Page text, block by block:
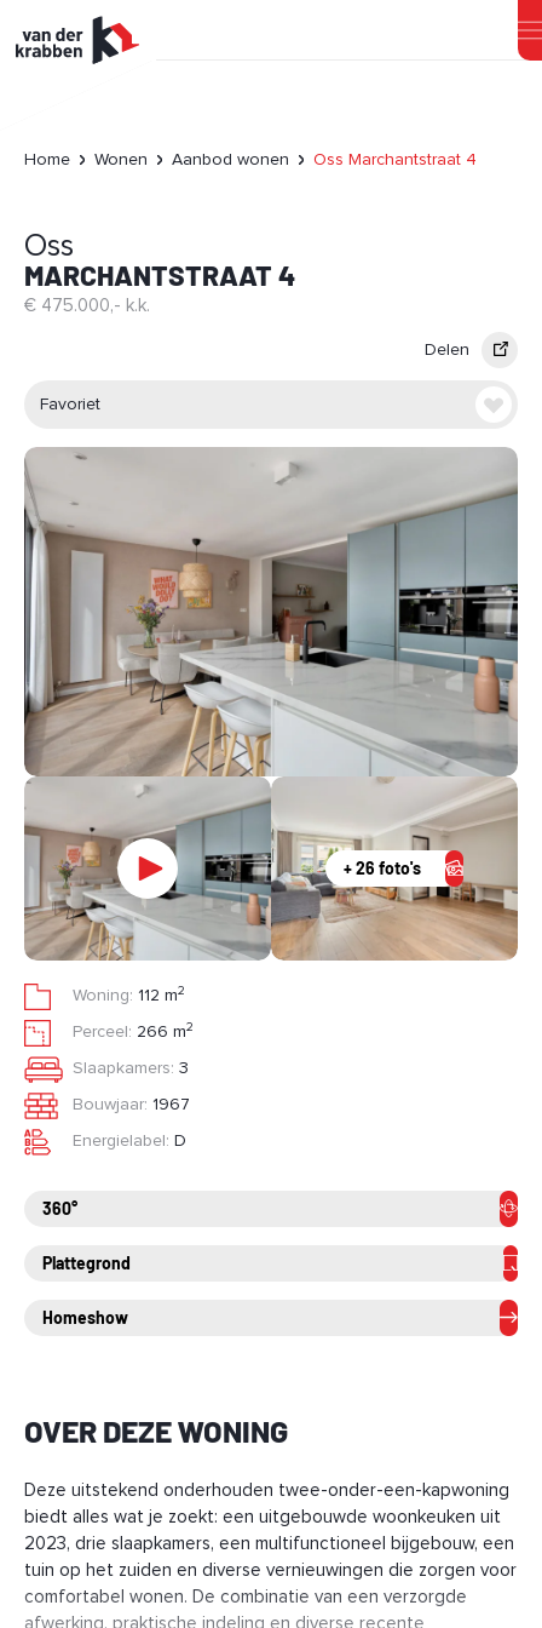
Home Wonen Aanbod wonen Oss Marchantstraat 4
Oss
MARCHANTSTRAAT 4
€ 475.000,- k.k.
Delen
Favoriet
+ 26 foto's
Woning: 112 m2
Perceel: 266 m2
Slaapkamers: 3
Bouwjaar: 1967
Energielabel: D
360°
Plattegrond
Homeshow
OVER DEZE WONING
Deze uitstekend onderhouden twee-onder-een-kapwoning
biedt alles wat je zoekt: een uitgebouwde woonkeuken uit
2023, drie slaapkamers, een multifunctioneel bijgebouw, een
tuin op het zuiden en diverse vernieuwingen die zorgen voor
comfortabel wonen. De combinatie van een verzorgde
afwerking, praktische indeling en diverse recente